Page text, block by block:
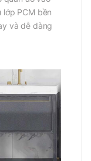
PCM bền
và dễ dàng